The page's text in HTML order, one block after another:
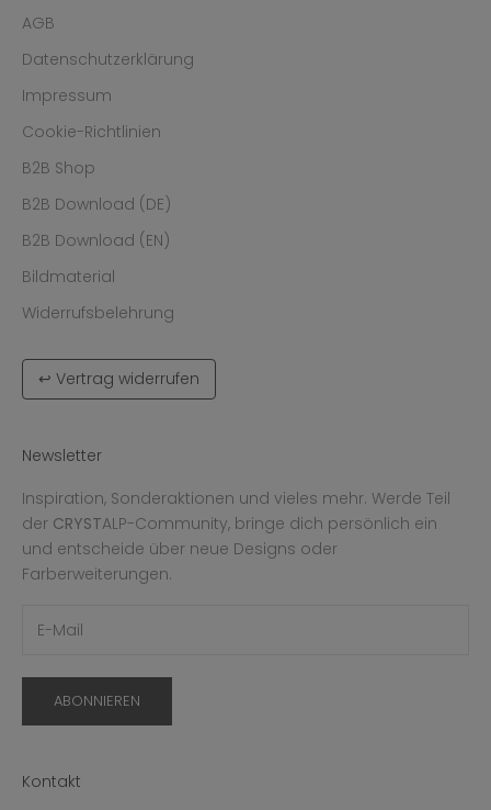
AGB
Datenschutzerklärung
Impressum
Cookie-Richtlinien
B2B Shop
B2B Download (DE)
B2B Download (EN)
Bildmaterial
Widerrufsbelehrung
↩ Vertrag widerrufen
Newsletter
Inspiration, Sonderaktionen und vieles mehr. Werde Teil
der CRYSTALP-Community, bringe dich persönlich ein
und entscheide über neue Designs oder
Farberweiterungen.
ABONNIEREN
Kontakt